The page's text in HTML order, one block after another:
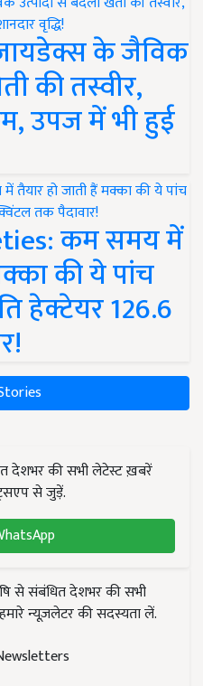
के जैविक
की तस्वीर,
उपज में भी हुई
कम समय में
की ये पांच
हेक्टेयर 126.6
देशभर की सभी लेटेस्ट ख़बरें
से जुड़ें.
से संबंधित देशभर की सभी
न्यूज़लेटर की सदस्यता लें.